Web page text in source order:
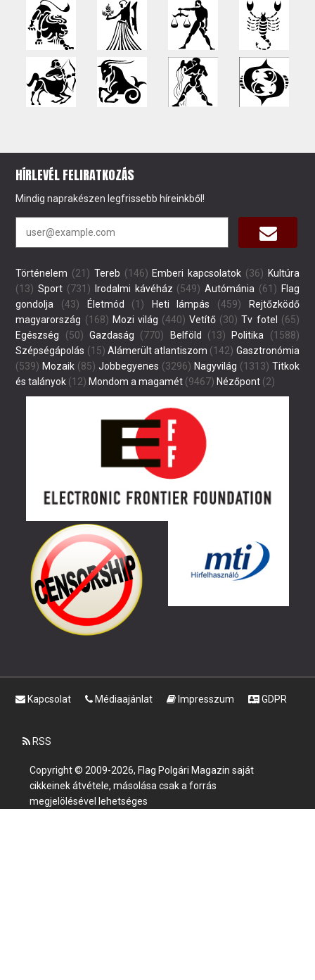
HÍRLEVÉL FELIRATKOZÁS
Mindig naprakészen legfrissebb híreinkből!
Történelem (21) Tereb (146) Emberi kapcsolatok (36) Kultúra
(13) Sport (731) Irodalmi kávéház (549) Autómánia (61) Flag
gondolja (43) Életmód (1) Heti lámpás (459)
Rejtőzködő
magyarország (168) Mozi világ (440) Vetítő (30) Tv fotel
(65)
Egészség (50) Gazdaság (770) Belföld (13) Politika (1588)
Szépségápolás (15) Alámerült atlantiszom (142) Gasztronómia
(539) Mozaik (85) Jobbegyenes (3296) Nagyvilág (1313) Titkok
és talányok (12) Mondom a magamét (9467) Nézőpont (2)
Kapcsolat Médiaajánlat Impresszum GDPR
RSS
Copyright © 2009-2026, Flag Polgári Magazin saját
cikkeinek átvétele, másolása csak a forrás
megjelölésével lehetséges